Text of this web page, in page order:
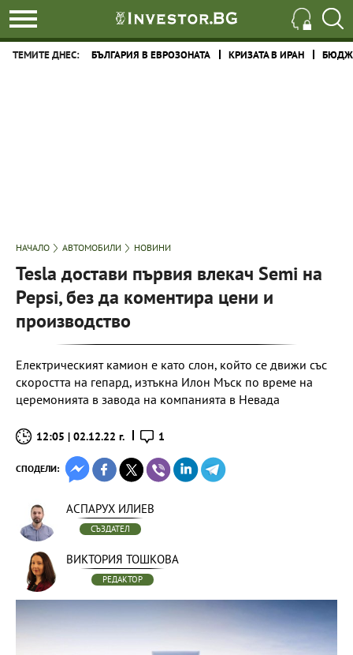
ТЕМИТЕ ДНЕС: БЪЛГАРИЯ В ЕВРОЗОНАТА КРИЗАТА В ИРАН
НАЧАЛО АВТОМОБИЛИ НОВИНИ
Tesla достави първия влекач Semi на
Pepsi, без да коментира цени и
производство
Електрическият камион е като слон, който се движи със
скоростта на гепард, изтъкна Илон Мъск по време на
церемонията в завода на компанията в Невада
12:05 | 02.12.22 г. 1
СПОДЕЛИ:
АСПАРУХ ИЛИЕВ
СЪЗДАТЕЛ
ВИКТОРИЯ ТОШКОВА
РЕДАКТОР